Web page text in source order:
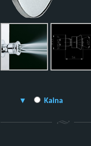
Kaina